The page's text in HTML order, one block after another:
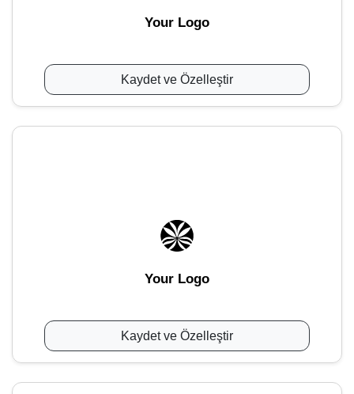
Your Logo
Kaydet ve Özelleştir
Your Logo
Kaydet ve Özelleştir